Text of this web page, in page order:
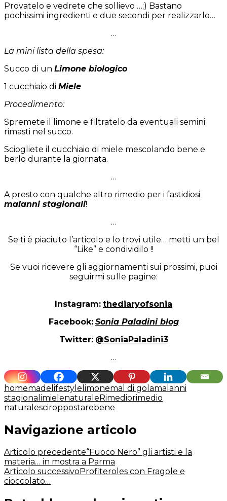
Provatelo e vedrete che sollievo …;) Bastano
pochissimi ingredienti e due secondi per realizzarlo…
…
La mini lista della spesa:
Succo di un Limone biologico
1 cucchiaio di Miele
Procedimento:
Spremete il limone e filtratelo da eventuali semini
rimasti nel succo.
Sciogliete il cucchiaio di miele mescolando bene e
berlo durante la giornata.
…
A presto con qualche altro rimedio per i fastidiosi
malanni stagionali!
…
Se ti è piaciuto l’articolo e lo trovi utile… metti un bel
“Like” e condividilo !!
Se vuoi ricevere gli aggiornamenti sui prossimi, puoi
seguirmi sulle pagine:
Instagram: thediaryofsonia
Facebook: Sonia Paladini blog
Twitter: @SoniaPaladini3
…
homemade lifestyle limonemal di golamalanni
stagionalimielenaturaleRimediorimedio
naturalesciroppostarebene
Navigazione articolo
Articolo precedente“Fuoco Nero” gli artisti e la
materia… in mostra a Parma
Articolo successivoProfiteroles con Fragole e
cioccolato…